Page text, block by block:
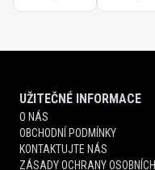
UŽITEČNÉ INFORMACE
O NÁS
OBCHODNÍ PODMÍNKY
KONTAKTUJTE NÁS
ZÁSADY OCHRANY